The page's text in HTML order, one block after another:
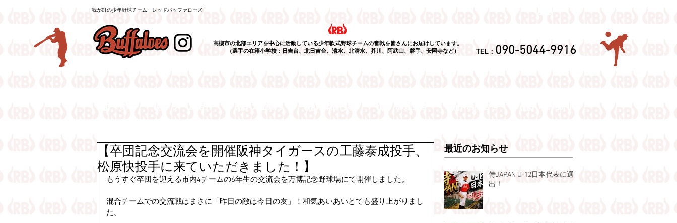
我が町の少年野球チーム レッドバッファローズ
高槻市の北部エリアを中心に活動している少年軟式野球チームの奮戦を皆さんにお届けしています。
（選手の在籍小学校：日吉台、北日吉台、清水、北清水、芥川、阿武山、磐手、安岡寺など）
TEL： 090-5044-9916
【卒団記念交流会を開催阪神タイガースの工藤泰成投手、
松原快投手に来ていただきました！】
もうすぐ卒団を迎える市内4チームの6年生の交流会を万博記念野球場にて開催しました。
混合チームでの交流戦はまさに「昨日の敵は今日の友」！和気あいあいとても盛り上がりまし
た。
最近のお知らせ
侍JAPAN U-12日本代表に選
出！